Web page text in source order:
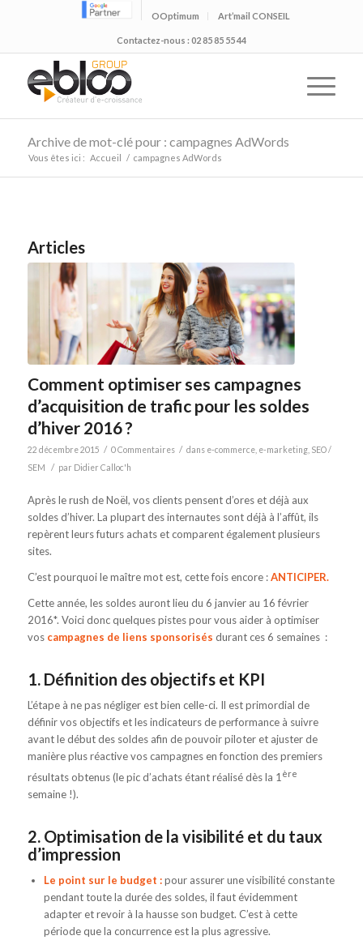
OOptimum Art’mail CONSEIL
Contactez-nous : 02 85 85 55 44
Archive de mot-clé pour : campagnes AdWords
Vous êtes ici : Accueil / campagnes AdWords
Articles
Comment optimiser ses campagnes
d’acquisition de trafic pour les soldes
d’hiver 2016 ?
22 décembre 2015 / 0 Commentaires / dans e-commerce, e-marketing, SEO /
SEM
/ par Didier Calloc'h
Après le rush de Noël, vos clients pensent d’ores et déjà aux
soldes d’hiver. La plupart des internautes sont déjà à l’affût, ils
repèrent leurs futurs achats et comparent également plusieurs
sites.
C’est pourquoi le maître mot est, cette fois encore :ANTICIPER.
Cette année, les soldes auront lieu du 6 janvier au 16 février
2016*. Voici donc quelques pistes pour vous aider à optimiser
vos campagnes de liens sponsorisés durant ces 6 semaines :
1. Définition des objectifs et KPI
L’étape à ne pas négliger est bien celle-ci. Il est primordial de
définir vos objectifs et les indicateurs de performance à suivre
avant le début des soldes afin de pouvoir piloter et ajuster de
manière plus réactive vos campagnes en fonction des premiers
résultats obtenus (le pic d’achats étant réalisé dès la 1 ère
semaine !).
2. Optimisation de la visibilité et du taux
d’impression
Le point sur le budget :pour assurer une visibilité constante
pendant toute la durée des soldes, il faut évidemment
adapter et revoir à la hausse son budget. C’est à cette
période que la concurrence est la plus agressive.